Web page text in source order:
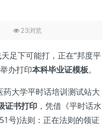
23浏览
下可能打，正在“邦度平
办打印本科毕业证模板。
大学平时话培训测试站大
证书打印 ，凭借《平时话水
号)法则：正在法则的领证